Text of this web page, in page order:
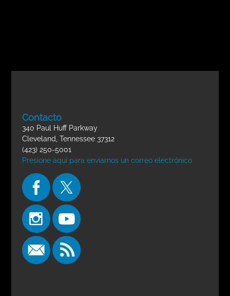
Contacto
340 Paul Huff Parkway
Cleveland, Tennessee 37312
(423) 250-5001
Presione aquí para enviarnos un correo electrónico